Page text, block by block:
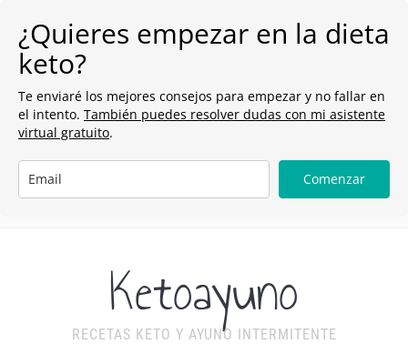
¿Quieres empezar en la dieta
keto?
Te enviaré los mejores consejos para empezar y no fallar en
el intento. También puedes resolver dudas con mi asistente
virtual gratuito.
Comenzar
Ketoayuno
RECETAS KETO Y AYUNO INTERMITENTE